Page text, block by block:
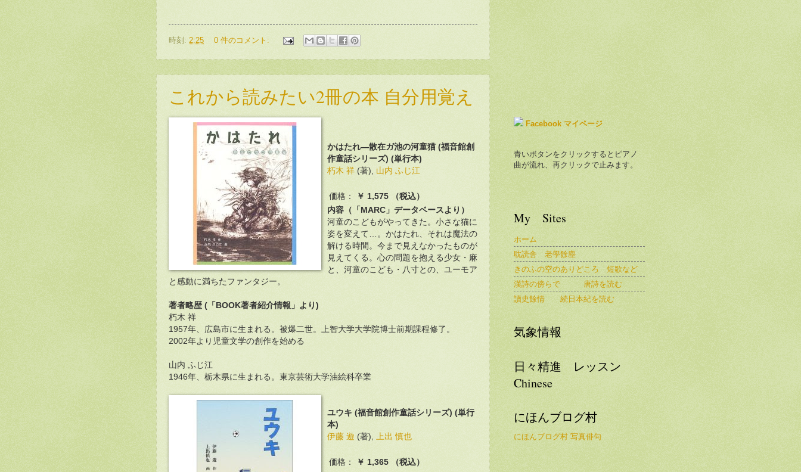
時刻: 2:25 0 件のコメント:
これから読みたい2冊の本 自分用覚え
かはたれ―散在ガ池の河童猫 (福音館創
作童話シリーズ) (単行本)
朽木 祥 (著), 山内 ふじ江
価格：
￥ 1,575 （税込）
内容（「MARC」データベースより）
河童のこどもがやってきた。小さな猫に
姿を変えて…。かはたれ、それは魔法の
解ける時間。今まで見えなかったものが
見えてくる。心の問題を抱える少女・麻
と、河童のこども・八寸との、ユーモア
と感動に満ちたファンタジー。
著者略歴 (「BOOK著者紹介情報」より)
朽木 祥
1957年、広島市に生まれる。被爆二世。上智大学大学院博士前期課程修了。
2002年より児童文学の創作を始める
山内 ふじ江
1946年、栃木県に生まれる。東京芸術大学油絵科卒業
ユウキ (福音館創作童話シリーズ) (単行
本)
伊藤 遊 (著), 上出 慎也
価格： ￥ 1,365 （税込）
Facebook マイページ
青いボタンをクリックするとピアノ
曲が流れ、再クリックで止みます。
My Sites
ホーム
耽読舎 老學餘塵
きのふの空のありどころ 短歌など
漢詩の傍らで 唐詩を読む
讀史餘情 続日本紀を読む
気象情報
日々精進 レッスン
Chinese
にほんブログ村
にほんブログ村 写真俳句